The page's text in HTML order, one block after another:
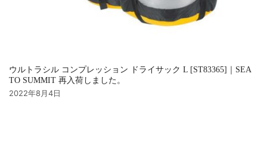
ウルトラシル コンプレッション ドライサック L [ST83365]｜SEA
TO SUMMIT 再入荷しました。
2022年8月4日